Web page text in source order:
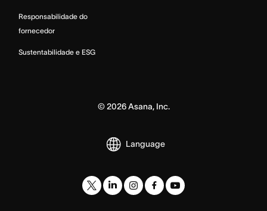
Responsabilidade do
fornecedor
Sustentabilidade e ESG
© 2026Asana, Inc.
Language